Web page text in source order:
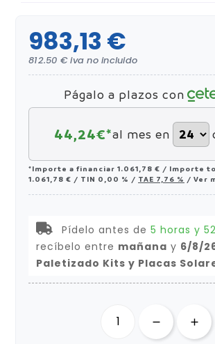
983,13 €
812.50 € iva no incluido
Págalo a plazos con
44,24€*al mes en
*Importe a financiar 1.061,78 € / Importe
1.061,78 € / TIN 0,00 % / TAE 7,76 % / Ver
Pídelo antes de 5 horas y
recíbelo entre mañana y 6/8/
Paletizado Kits y Placas